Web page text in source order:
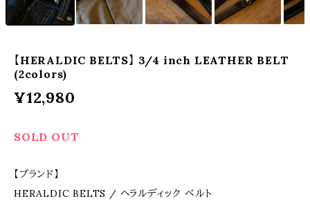
【HERALDIC BELTS】 3/4 inch LEATHER BELT
(2colors)
¥12,980
SOLD OUT
【ブランド】
HERALDIC BELTS / ヘラルディック ベルト